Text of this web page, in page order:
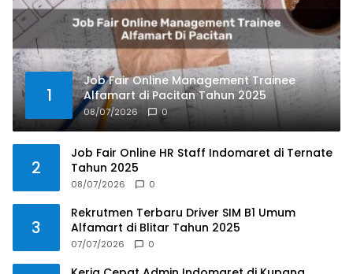
1
Job Fair Online Management Trainee
Alfamart di Pacitan Tahun 2025
08/07/2026 0
2
Job Fair Online HR Staff Indomaret di Ternate
Tahun 2025
08/07/2026 0
3
Rekrutmen Terbaru Driver SIM B1 Umum
Alfamart di Blitar Tahun 2025
07/07/2026 0